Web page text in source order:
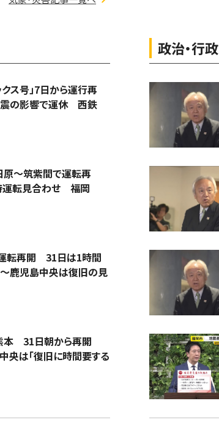
ス号」7日から運行再
の影響で運休 西鉄
～筑紫間で運転再
転見合わせ 福岡
転再開 31日は1時間
鹿児島中央は復旧の見
本 31日朝から再開
は「復旧に時間要する
政治・行政